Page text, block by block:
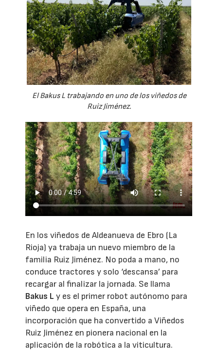
El Bakus L trabajando en uno de los viñedos de
Ruiz Jiménez.
En los viñedos de Aldeanueva de Ebro (La
Rioja) ya trabaja un nuevo miembro de la
familia Ruiz Jiménez. No poda a mano, no
conduce tractores y solo ‘descansa’ para
recargar al finalizar la jornada. Se llama
Bakus L y es el primer robot autónomo para
viñedo que opera en España, una
incorporación que ha convertido a Viñedos
Ruiz Jiménez en pionera nacional en la
aplicación de la robótica a la viticultura.